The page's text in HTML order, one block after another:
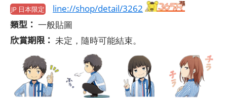
JP 日本限定 line://shop/detail/3262
類型： 一般貼圖
欣賞期限： 未定，隨時可能結束。